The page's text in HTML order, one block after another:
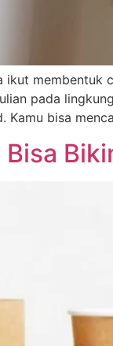
membentuk
pada
Kamu bisa